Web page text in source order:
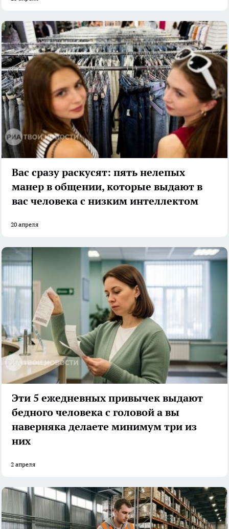
Вас сразу раскусят: пять нелепых
манер в общении, которые выдают в
вас человека с низким интеллектом
20 апреля
Эти 5 ежедневных привычек выдают
бедного человека с головой а вы
наверняка делаете минимум три из
них
2 апреля